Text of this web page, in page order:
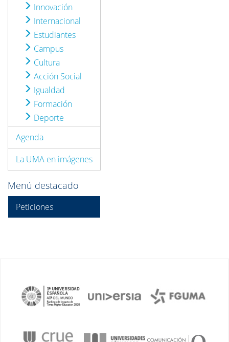
Innovación
Internacional
Estudiantes
Campus
Cultura
Acción Social
Igualdad
Formación
Deporte
Agenda
La UMA en imágenes
Menú destacado
Peticiones